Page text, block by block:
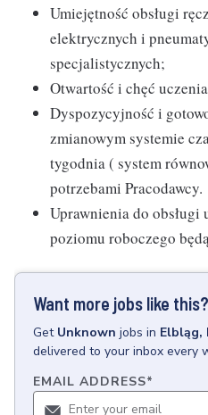
Umiejętność obsługi
elektrycznych i
specjalistycznych;
Otwartość i chęć
Dyspozycyjność i
zmianowym systemie
tygodnia ( system
potrzebami Pracodawcy.
Uprawnienia do obsługi
poziomu roboczego
Want more jobs like this?
Get Unknown jobs in Elbląg,
delivered to your inbox every
EMAIL ADDRESS*